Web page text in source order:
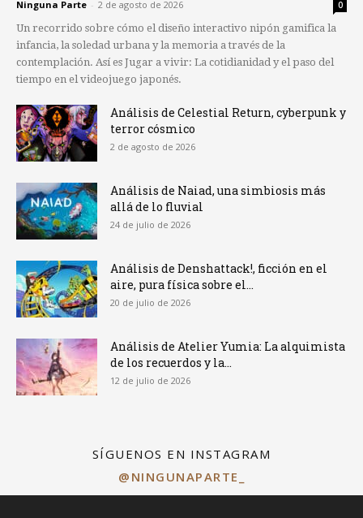
Ninguna Parte - 2 de agosto de 2026 0
Un recorrido sobre cómo el diseño interactivo nipón gamifica la
infancia, la soledad urbana y la memoria a través de la
contemplación. Así es Jugar a vivir: La cotidianidad y el paso del
tiempo en el videojuego japonés.
Análisis de Celestial Return, cyberpunk y
terror cósmico
2 de agosto de 2026
Análisis de Naiad, una simbiosis más
allá de lo fluvial
24 de julio de 2026
Análisis de Denshattack!, ficción en el
aire, pura física sobre el...
20 de julio de 2026
Análisis de Atelier Yumia: La alquimista
de los recuerdos y la...
12 de julio de 2026
SÍGUENOS EN INSTAGRAM
@NINGUNAPARTE_